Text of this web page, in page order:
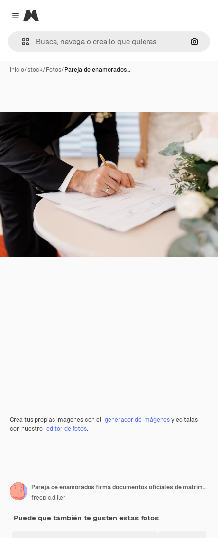
Close menu
Magnific
Inicio/stock/Fotos/Pareja de enamorados…
Crea tus propias imágenes con el generador de imágenesy edítalas
con nuestro editor de fotos.
Pareja de enamorados firma documentos oficiales de matrimonio
freepic.diller
Puede que también te gusten estas fotos